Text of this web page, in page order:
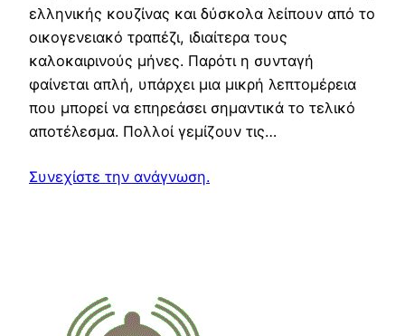
ελληνικής κουζίνας και δύσκολα λείπουν από το
οικογενειακό τραπέζι, ιδιαίτερα τους
καλοκαιρινούς μήνες. Παρότι η συνταγή
φαίνεται απλή, υπάρχει μια μικρή λεπτομέρεια
που μπορεί να επηρεάσει σημαντικά το τελικό
αποτέλεσμα. Πολλοί γεμίζουν τις…
Συνεχίστε την ανάγνωση.